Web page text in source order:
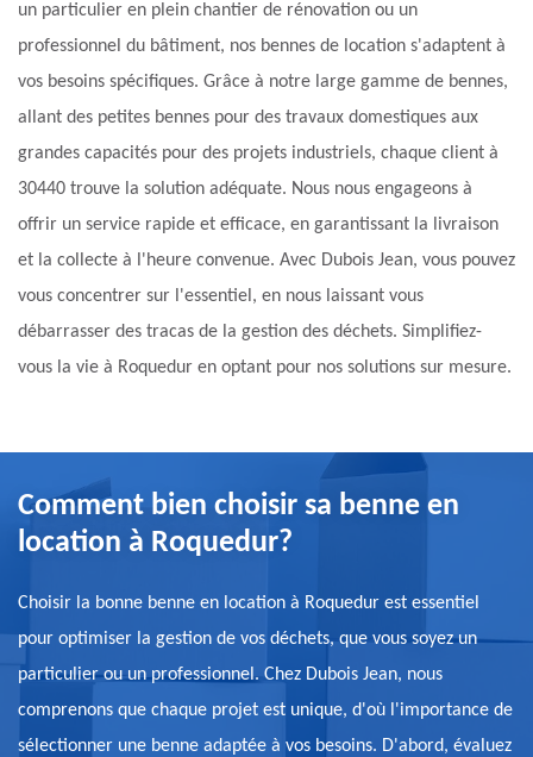
un particulier en plein chantier de rénovation ou un
professionnel du bâtiment, nos bennes de location s'adaptent à
vos besoins spécifiques. Grâce à notre large gamme de bennes,
allant des petites bennes pour des travaux domestiques aux
grandes capacités pour des projets industriels, chaque client à
30440 trouve la solution adéquate. Nous nous engageons à
offrir un service rapide et efficace, en garantissant la livraison
et la collecte à l'heure convenue. Avec Dubois Jean, vous pouvez
vous concentrer sur l'essentiel, en nous laissant vous
débarrasser des tracas de la gestion des déchets. Simplifiez-
vous la vie à Roquedur en optant pour nos solutions sur mesure.
Comment bien choisir sa benne en
location à Roquedur?
Choisir la bonne benne en location à Roquedur est essentiel
pour optimiser la gestion de vos déchets, que vous soyez un
particulier ou un professionnel. Chez Dubois Jean, nous
comprenons que chaque projet est unique, d'où l'importance de
sélectionner une benne adaptée à vos besoins. D'abord, évaluez